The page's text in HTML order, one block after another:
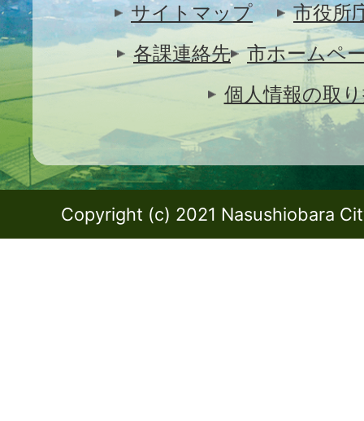
サイトマップ
市役所
各課連絡先
市ホームペ
個人情報の取
Copyright (c) 2021 Nasushiobara